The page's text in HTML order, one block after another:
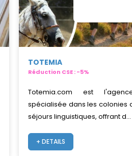
TOTEMIA
Réduction CSE : -5%
Totemia.com est
spécialisée dans les colonies
séjours linguistiques, offrant d...
+ DETAILS